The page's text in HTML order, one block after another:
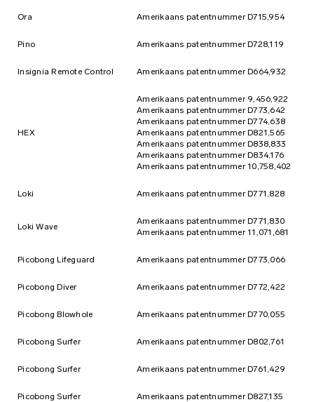
Ora Amerikaans patentnummer D715,954
Pino Amerikaans patentnummer D728,119
Insignia Remote Control Amerikaans patentnummer D664,932
HEX
Amerikaans patentnummer 9,456,922
Amerikaans patentnummer D773,642
Amerikaans patentnummer D774,638
Amerikaans patentnummer D821,565
Amerikaans patentnummer D838,833
Amerikaans patentnummer D834,176
Amerikaans patentnummer 10,758,402
Loki Amerikaans patentnummer D771,828
Loki Wave
Amerikaans patentnummer D771,830
Amerikaans patentnummer 11,071,681
Picobong Lifeguard Amerikaans patentnummer D773,066
Picobong Diver Amerikaans patentnummer D772,422
Picobong Blowhole Amerikaans patentnummer D770,055
Picobong Surfer Amerikaans patentnummer D802,761
Picobong Surfer Amerikaans patentnummer D761,429
Picobong Surfer Amerikaans patentnummer D827,135